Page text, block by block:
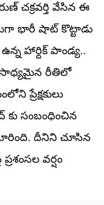
చక్రవర్తి వేసిన ఈ
భారీ షాట్ కొట్టాడు
హార్దిక్‌ పాండ్య..
అసాధ్యమైన రీతిలో
ప్రేక్షకులు
సంబంధించిన
దీనిని చూసిన
వర్షం